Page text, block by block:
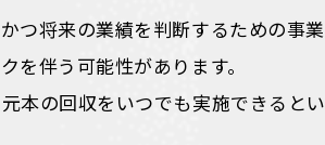
つ将来の業績を判断するための事業
伴う可能性があります。
本の回収をいつでも実施できるとい